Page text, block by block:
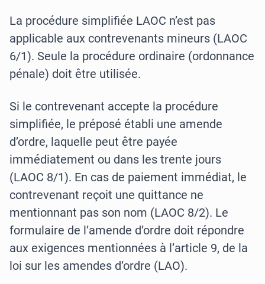
La procédure simplifiée LAOC n’est pas
applicable aux contrevenants mineurs (LAOC
6/1). Seule la procédure ordinaire (ordonnance
pénale) doit être utilisée.
Si le contrevenant accepte la procédure
simplifiée, le préposé établi une amende
d’ordre, laquelle peut être payée
immédiatement ou dans les trente jours
(LAOC 8/1). En cas de paiement immédiat, le
contrevenant reçoit une quittance ne
mentionnant pas son nom (LAOC 8/2). Le
formulaire de l’amende d’ordre doit répondre
aux exigences mentionnées à l’article 9, de la
loi sur les amendes d’ordre (LAO).